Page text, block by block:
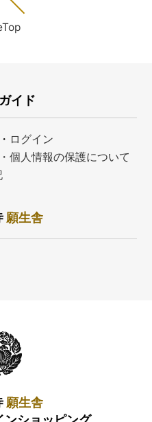
イド
・ ログイン
・個人情報の保護について
願生舎
願生舎